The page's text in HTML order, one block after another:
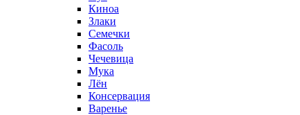
Киноа
Злаки
Семечки
Фасоль
Чечевица
Мука
Лён
Консервация
Варенье